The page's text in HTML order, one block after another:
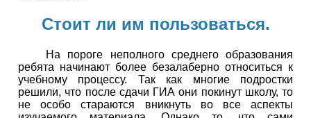
Стоит ли им пользоваться.
На пороге неполного среднего образования
ребята начинают более безалаберно относиться к
учебному процессу. Так как многие подростки
решили, что после сдачи ГИА они покинут школу, то
не особо стараются вникнуть во все аспекты